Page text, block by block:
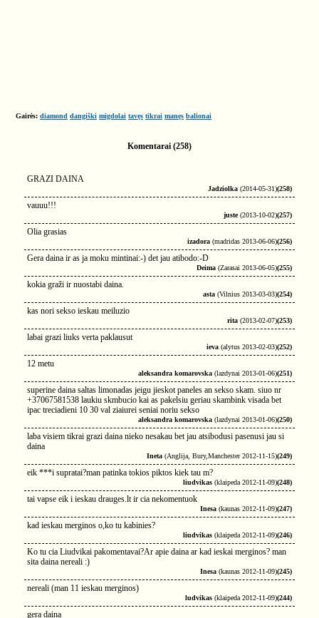
Gairės: diamond dangiški migdolai tavęs tikrai manęs balionai
Komentarai (258)
GRAZI DAINA
Jadziolka (2014-05-31)(258)
vauuu!!!
juste(2013-10-02)(257)
Olia grasias
izadora (madridas 2013-06-06)(256)
Gera daina ir as ja moku mintinai:-) det jau atibodo:-D
Deima (Zarasai 2013-06-05)(255)
kokia graži ir nuostabi daina.
asta (Vilnius 2013-03-03)(254)
kas nori sekso ieskau meiluzio
rita (2013-02-07)(253)
labai grazi liuks verta paklausut
ieva (alytus 2013-02-03)(252)
12 metu
aleksandra komarovska (lazdynai 2013-01-06)(251)
superine daina saltas limonadas jeigu jieskot paneles an sekso skam. siuo nr
+37067581538 laukiu skmbucio kai as pakelsiu geriau skambink visada bet
ipac treciadieni 10 30 val ziaiurei seniai noriu sekso
aleksandra komarovska (lazdynai 2013-01-06)(250)
laba visiem tikrai grazi daina nieko nesakau bet jau atsibodusi pasenusi jau si
daina
Ineta (Anglija, Bury,Manchester 2012-11-15)(249)
eik ***i supratai?man patinka tokios piktos kiek tau m?
liudvikas (klaipeda 2012-11-09)(248)
tai vapse eik i ieskau drauges.lt ir cia nekomentuok
Inesa (kaunas 2012-11-09)(247)
kad ieskau merginos o,ko tu kabinies?
liudvikas (klaipeda 2012-11-09)(246)
Ko tu cia Liudvikai pakomentavai?Ar apie daina ar kad ieskai merginos? man
sita daina nereali :)
Inesa (kaunas 2012-11-09)(245)
nereali (man 11 ieskau merginos)
ludvikas (klaipeda 2012-11-09)(244)
gera daina